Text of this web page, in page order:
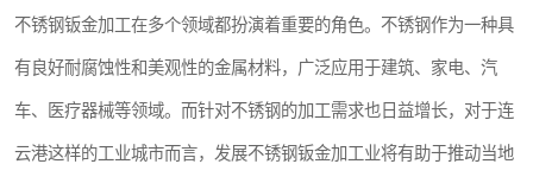
不锈钢钣金加工在多个领域都扮演着重要的角色。不锈钢作为一种具
有良好耐腐蚀性和美观性的金属材料，广泛应用于建筑、家电、汽
车、医疗器械等领域。而针对不锈钢的加工需求也日益增长，对于连
云港这样的工业城市而言，发展不锈钢钣金加工业将有助于推动当地
大理石拼花钣金加工
激光切割钣金加工